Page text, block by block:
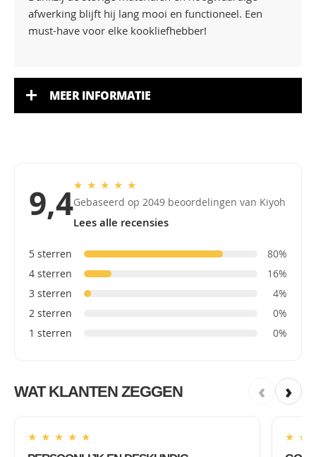
afwerking blijft hij lang mooi en functioneel. Een
must-have voor elke kookliefhebber!
MEER INFORMATIE
9,4★ ★ ★ ★ ★
Gebaseerd op 2049 beoordelingen van Kiyoh
Lees alle recensies
5 sterren
80%
4 sterren
16%
3 sterren
4%
2 sterren
0%
1 sterren
0%
WAT KLANTEN ZEGGEN ‹ ›
★ ★ ★ ★ ★ ★ ★